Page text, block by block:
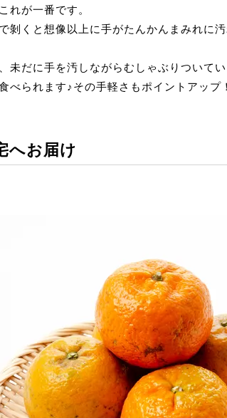
れが一番です。
剝くと想像以上に手がたんかんまみれに
未だに手を汚しながらむしゃぶりついてい
べられます♪その手軽さもポイントアップ！
へお届け